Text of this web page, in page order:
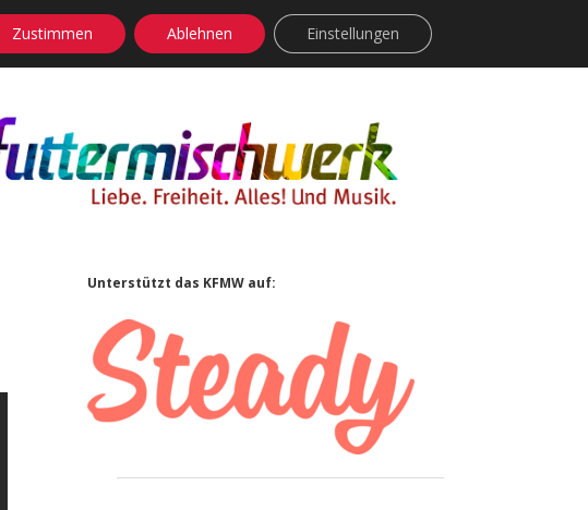
facebook
instagram
rss soundcloud
vimeoBluesky
Sidebar
Unterstützt das KFMW auf:
Zustimmen Ablehnen Einstellungen